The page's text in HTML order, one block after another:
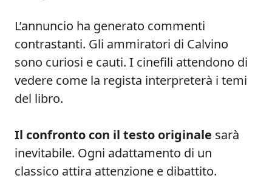
L’annuncio ha generato commenti
contrastanti. Gli ammiratori di Calvino
sono curiosi e cauti. I cinefili attendono di
vedere come la regista interpreterà i temi
del libro.
Il confronto con il testo originale sarà
inevitabile. Ogni adattamento di un
classico attira attenzione e dibattito.